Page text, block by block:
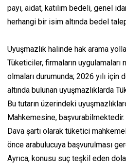
payı, aidat, katılım bedeli, genel
herhangi bir isim altında bedel
Uyuşmazlık halinde hak arama
Tüketiciler, firmaların uygulamaları
olmaları durumunda; 2026 yılı için
altında bulunan uyuşmazlıklarda
Bu tutarın üzerindeki
Mahkemesine, başvurabilmektedir.
Dava şartı olarak tüketici
önce arabulucuya başvurulması
Ayrıca, konusu suç teşkil eden